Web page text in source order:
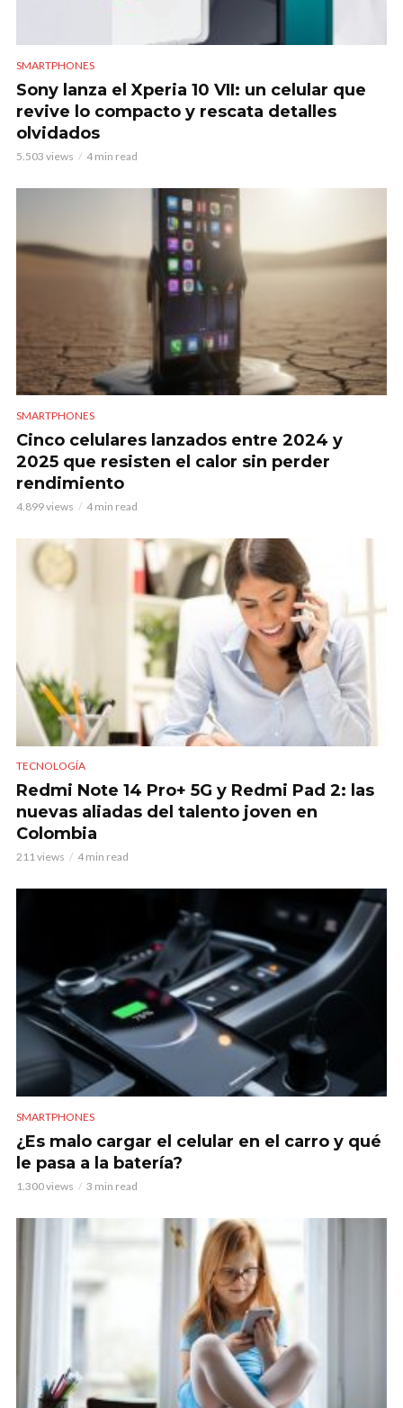
SMARTPHONES
Sony lanza el Xperia 10 VII: un celular que
revive lo compacto y rescata detalles
olvidados
5.503 views 4 min read
SMARTPHONES
Cinco celulares lanzados entre 2024 y
2025 que resisten el calor sin perder
rendimiento
4.899 views 4 min read
TECNOLOGÍA
Redmi Note 14 Pro+ 5G y Redmi Pad 2: las
nuevas aliadas del talento joven en
Colombia
211 views 4 min read
SMARTPHONES
¿Es malo cargar el celular en el carro y qué
le pasa a la batería?
1.300 views 3 min read